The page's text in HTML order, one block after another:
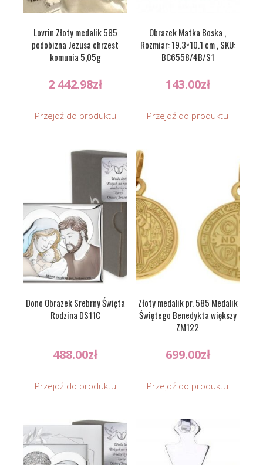
Lovrin Złoty medalik 585
podobizna Jezusa chrzest
komunia 5,05g
2 442.98zł
Przejdź do produktu
Obrazek Matka Boska ,
Rozmiar: 19.3×10.1 cm , SKU:
BC6558/4B/S1
143.00zł
Przejdź do produktu
Dono Obrazek Srebrny Święta
Rodzina DS11C
488.00zł
Przejdź do produktu
Złoty medalik pr. 585 Medalik
Świętego Benedykta większy
ZM122
699.00zł
Przejdź do produktu